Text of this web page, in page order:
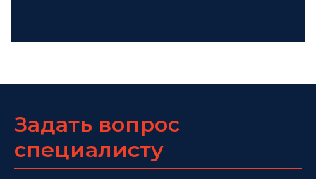
Задать вопрос
специалисту